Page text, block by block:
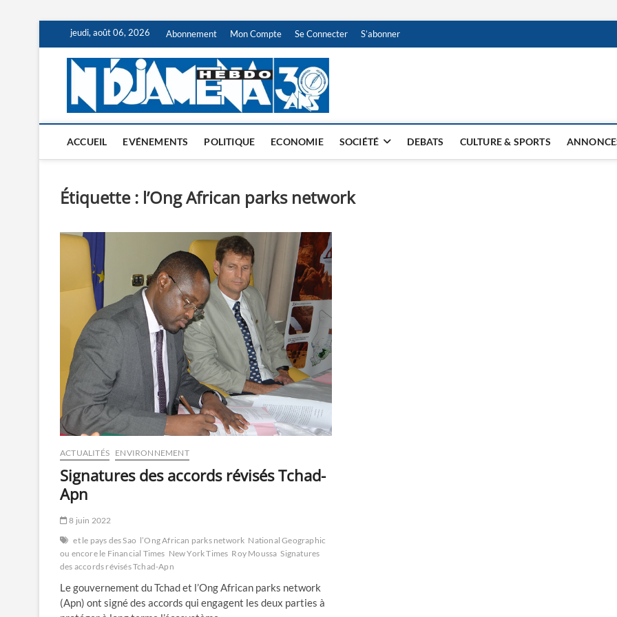
content
jeudi, août 06, 2026 Abonnement Mon Compte Se Connecter S’abonner
NDJAMENA HEBDO
ACCUEIL EVÉNEMENTS POLITIQUE ECONOMIE SOCIÉTÉ DEBATS CULTURE & SPORTS
Étiquette : l’Ong African parks network
ACTUALITÉS ENVIRONNEMENT
Signatures des accords révisés Tchad-
Apn
8 juin 2022
et le pays des Sao l’Ong African parks network National Geographic
ou encore le Financial Times New York Times Roy Moussa Signatures
des accords révisés Tchad-Apn
Le gouvernement du Tchad et l’Ong African parks network
(Apn) ont signé des accords qui engagent les deux parties à